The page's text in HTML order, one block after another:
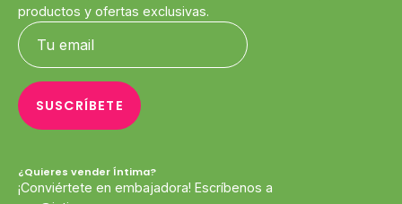
productos y ofertas exclusivas.
SUSCRÍBETE
¿Quieres vender Íntima?
¡Conviértete en embajadora! Escríbenos a